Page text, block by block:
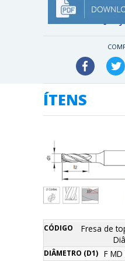
Facebook
ÍTENS
(d1)
Fresa de
F MD